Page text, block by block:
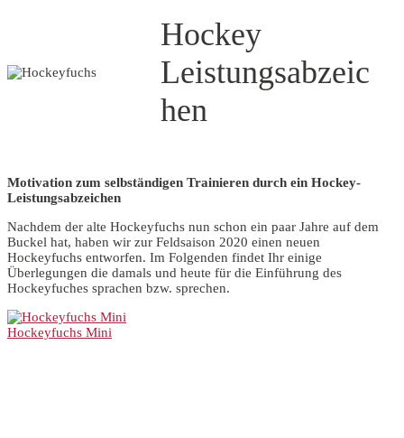
Hockey
Leistungsabzeic
hen
Motivation zum selbständigen Trainieren durch ein Hockey-
Leistungsabzeichen
Nachdem der alte Hockeyfuchs nun schon ein paar Jahre auf dem
Buckel hat, haben wir zur Feldsaison 2020 einen neuen
Hockeyfuchs entworfen. Im Folgenden findet Ihr einige
Überlegungen die damals und heute für die Einführung des
Hockeyfuches sprachen bzw. sprechen.
Hockeyfuchs Mini